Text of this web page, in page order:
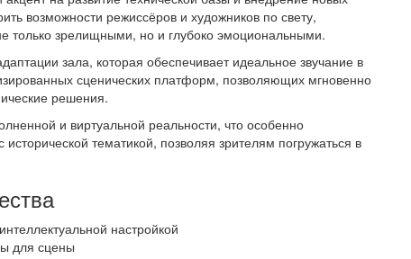
возможности режиссёров и художников по свету,
только зрелищными, но и глубоко эмоциональными.
зала, которая обеспечивает идеальное звучание в
сценических платформ, позволяющих мгновенно
решения.
и виртуальной реальности, что особенно
тематикой, позволяя зрителям погружаться в
настройкой
для сцены